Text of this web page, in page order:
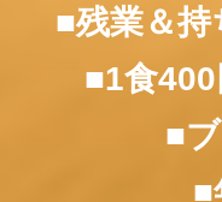
■残業＆持
■1食400
■
■